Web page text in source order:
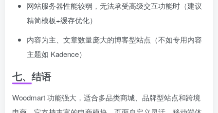
网站服务器性能较弱，无法承受高级交互功能时（建议
精简模板+缓存优化）
内容为主、文章数量庞大的博客型站点（不如专用内容
主题如 Kadence）
七、结语
Woodmart 功能强大，适合多品类商城、品牌型站点和跨境